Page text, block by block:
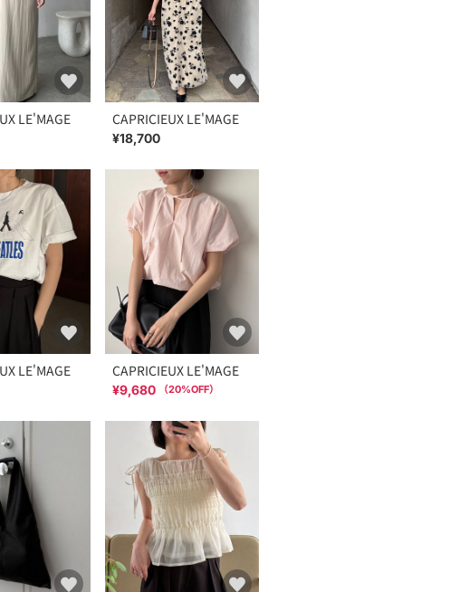
LE'MAGE CAPRICIEUX LE'MAGE
¥18,700
LE'MAGE CAPRICIEUX LE'MAGE
¥9,680 （20%OFF）